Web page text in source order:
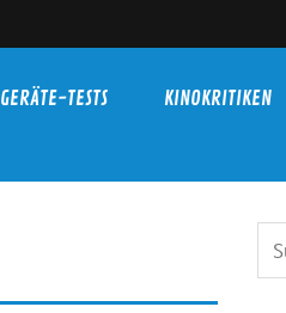
GERÄTE-TESTS KINOKRITIKEN